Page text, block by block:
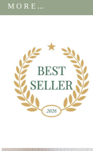
M O R E ...